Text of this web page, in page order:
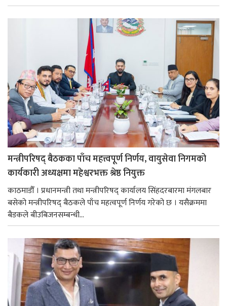
मन्त्रीपरिषद् बैठकका पाँच महत्त्वपूर्ण निर्णय, वायुसेवा निगमको
कार्यकारी अध्यक्षमा महेश्वरभक्त श्रेष्ठ नियुक्त
काठमाडौँ । प्रधानमन्त्री तथा मन्त्रीपरिषद् कार्यालय सिंहदरबारमा मंगलबार
बसेको मन्त्रीपरिषद् बैठकले पाँच महत्वपूर्ण निर्णय गरेको छ । यसैक्रममा
बैडकले बीउबिजनसम्बन्धी...